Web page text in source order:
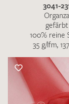
3041-
Organza
gefärbt
100% reine
35 g/lfm,